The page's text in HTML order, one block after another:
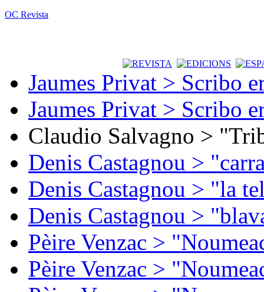
OC Revista
Jaumes Privat > Scribo
Jaumes Privat > Scribo
Claudio Salvagno >
Denis Castagnou >
Denis Castagnou > "la
Denis Castagnou >
Pèire Venzac >
Pèire Venzac >